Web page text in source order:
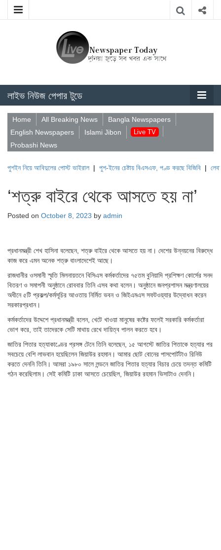
লাইভ নিউজ পেপার টুডে
Home All Breaking News
Bangla Newspapers
English Newspapers
Islami Jibon Live TV
Probashi News
আবিদুলের পোস্ট ভাইরাল|পুশ-ইনের চেষ্টায় বিএসএফ, পণ্ড করছে বিজিবি|লেবাননের
‘শত্রু বাইরে থেকে আসতে হয় না’
Posted on October 8, 2023 by admin
প্রধানমন্ত্রী শেখ হাসিনা বলেছেন, শত্রু বাইরে থেকে আসতে হয় না। দেশের উন্নয়নের বিরুদ্ধে
কাজ করে এমন অনেক শত্রু বাংলাদেশেই আছে।
রাজধানীর ওসমানী স্মৃতি মিলনায়তনে বিসিএস কর্মকর্তাদের ৭৫তম বুনিয়াদি প্রশিক্ষণ কোর্সের সনদ
বিতরণ ও সমাপনী অনুষ্ঠানে রোববার তিনি এসব কথা বলেন। অনুষ্ঠানে জনপ্রশাসন মন্ত্রণালয়ের
অধীনে ৫টি প্রকল্প/কর্মসূচির আওতায় নির্মিত ভবন ও জিইএমএস সফটওয়্যার উদ্বোধন করেন
সরকারপ্রধান।
কর্মকর্তাদের উদ্দেশে প্রধানমন্ত্রী বলেন, খেটে খাওয়া মানুষের কষ্টের ফলেই সরকারি কর্মকর্তারা
ভোগ করে, তাই তাদেরকে সেটি মাথায় রেখে দায়িত্ব পালন করতে হবে।
জাতির পিতার হত্যাকাণ্ডের প্রসঙ্গ টেনে তিনি বলেছেন, ১৫ আগস্টে জাতির পিতাকে হত্যার পর
সবচেয়ে বেশি লাভবান হয়েছিলেন জিয়াউর রহমান। আমার ছোট বোনের পাসপোর্টটাও রিনিউ
করতে দেননি তিনি। আমরা ১৯৮০ সালে লন্ডনে জাতির পিতার হত্যার বিচার চেয়ে তদন্ত কমিটি
গঠন করেছিলাম। সেই কমিটি ঢাকা আসতে চেয়েছিল, জিয়াউর রহমান ভিসাটাও দেননি।